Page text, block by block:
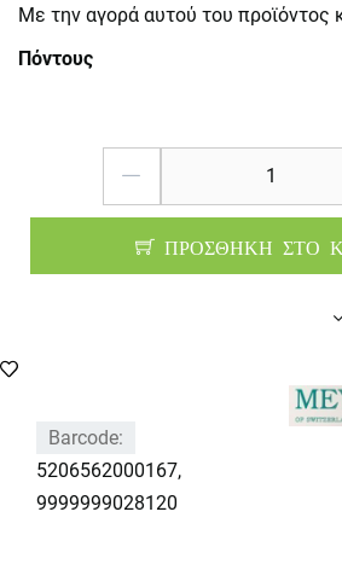
Με την αγορά αυτού του προϊόντος
Πόντους
ΠΡΟΣΘΗΚΗ ΣΤΟ
Barcode:
5206562000167,
9999999028120